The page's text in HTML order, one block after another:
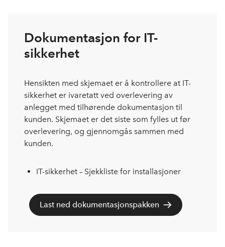
Dokumentasjon for IT-
sikkerhet
Hensikten med skjemaet er å kontrollere at IT-
sikkerhet er ivaretatt ved overlevering av
anlegget med tilhørende dokumentasjon til
kunden. Skjemaet er det siste som fylles ut før
overlevering, og gjennomgås sammen med
kunden.
IT-sikkerhet – Sjekkliste for installasjoner
Last ned dokumentasjonspakken